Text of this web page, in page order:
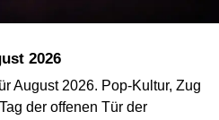
2026
August 2026. Pop-Kultur, Zug
der offenen Tür der